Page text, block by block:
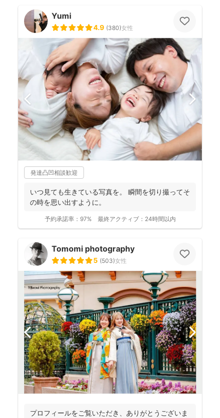
Yumi
4.9 (380)女性
発達凸凹相談歓迎
いつ見ても生きている写真を。 瞬間を切り撮ってそ
の時を思い出すように。
予約承諾率： 97% 最終アクティブ： 24時間以内
Tomomi photography
5 (503)女性
プロフィールをご覧いただき、ありがとうございま